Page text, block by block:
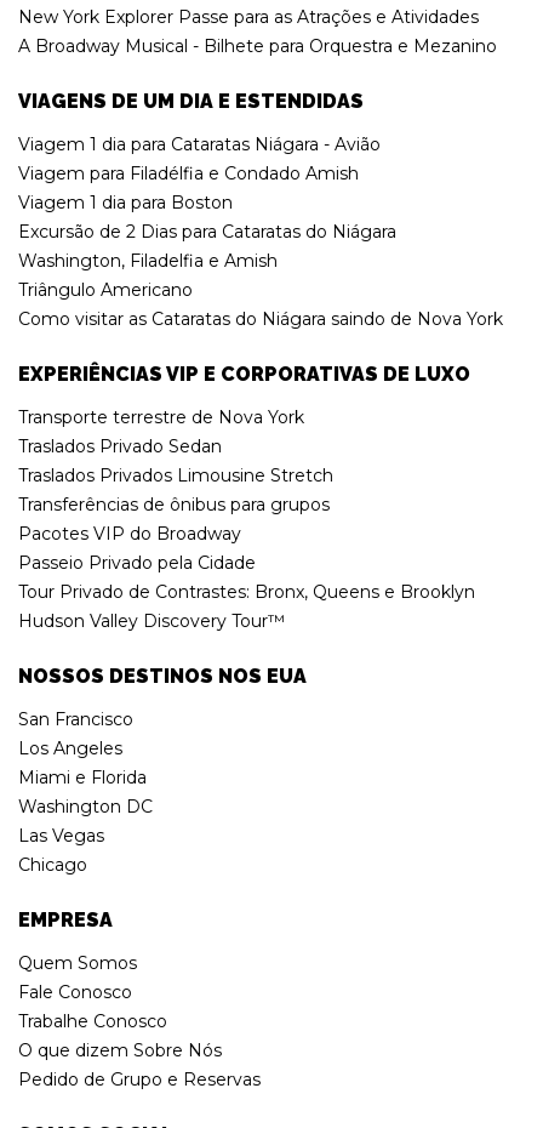
New York Explorer Passe para as Atrações e Atividades
A Broadway Musical - Bilhete para Orquestra e Mezanino
VIAGENS DE UM DIA E ESTENDIDAS
Viagem 1 dia para Cataratas Niágara - Avião
Viagem para Filadélfia e Condado Amish
Viagem 1 dia para Boston
Excursão de 2 Dias para Cataratas do Niágara
Washington, Filadelfia e Amish
Triângulo Americano
Como visitar as Cataratas do Niágara saindo de Nova York
EXPERIÊNCIAS VIP E CORPORATIVAS DE LUXO
Transporte terrestre de Nova York
Traslados Privado Sedan
Traslados Privados Limousine Stretch
Transferências de ônibus para grupos
Pacotes VIP do Broadway
Passeio Privado pela Cidade
Tour Privado de Contrastes: Bronx, Queens e Brooklyn
Hudson Valley Discovery Tour™
NOSSOS DESTINOS NOS EUA
San Francisco
Los Angeles
Miami e Florida
Washington DC
Las Vegas
Chicago
EMPRESA
Quem Somos
Fale Conosco
Trabalhe Conosco
O que dizem Sobre Nós
Pedido de Grupo e Reservas